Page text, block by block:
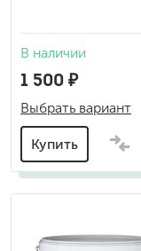
В наличии
1 500 ₽
Выбрать вариант
Купить